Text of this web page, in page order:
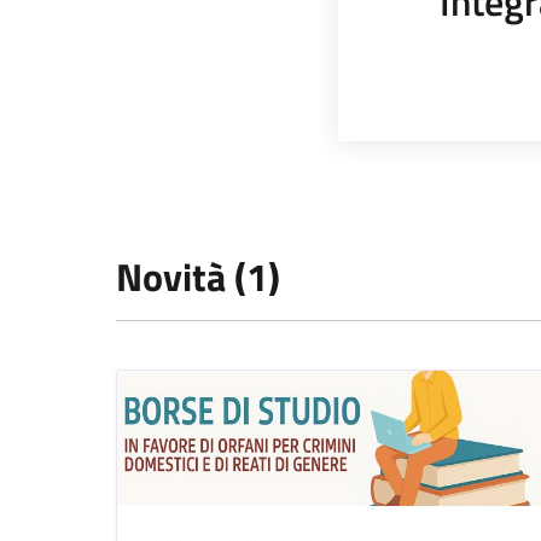
Novità (1)